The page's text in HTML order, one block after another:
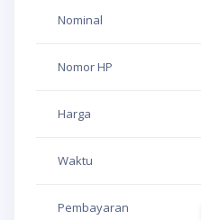
Nominal
Nomor HP
Harga
Waktu
Pembayaran